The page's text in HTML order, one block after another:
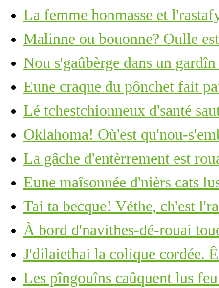
La femme honmasse et
Malinne ou bouonne? Oulle
Nou s'gaûbèrge dans un
Eune craque du pônchet fait
Lé tchestchionneux d'santé
Oklahoma! Où'est qu'nou-
La gâche d'entèrrement est
Eune maîsonnée d'nièrs cats
Tai ta becque! Véthe, ch'est
À bord d'navithes-dé-rouai
J'dilaiethai la colique cordée.
Les pîngouîns caûquent lus